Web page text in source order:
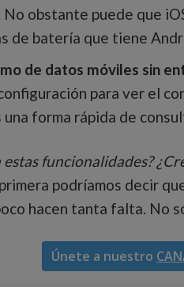
No obstante puede que
de batería que tiene
de datos móviles sin
para ver el
una forma rápida de
funcionalidades?
podríamos decir
hacen tanta falta. No
Únete a nuestro